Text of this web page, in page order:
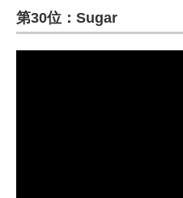
第30位：Sugar